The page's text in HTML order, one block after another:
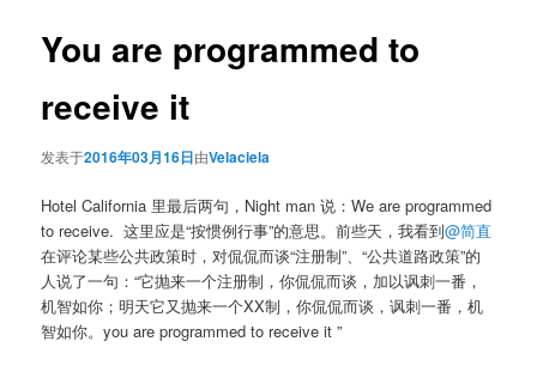
You are programmed to
receive it
发表于2016年03月16日由Velaciela
Hotel California 里最后两句，Night man 说：We are programmed
to receive. 这里应是“按惯例行事”的意思。前些天，我看到@简直
在评论某些公共政策时，对侃侃而谈“注册制”、“公共道路政策”的
人说了一句：“它抛来一个注册制，你侃侃而谈，加以讽刺一番，
机智如你；明天它又抛来一个XX制，你侃侃而谈，讽刺一番，机
智如你。you are programmed to receive it ”